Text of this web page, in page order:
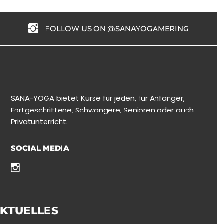
FOLLOW US ON @SANAYOGAMERING
SANA-YOGA bietet Kurse für jeden, für Anfänger,
Fortgeschrittene, Schwangere, Senioren oder auch
Privatunterricht.
SOCIAL MEDIA